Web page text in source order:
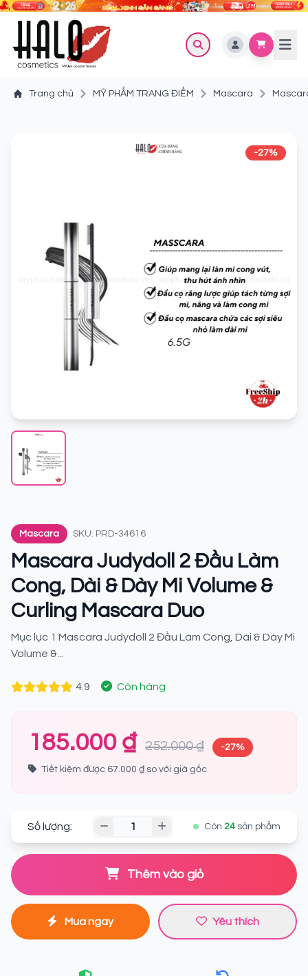
Trang chủ MỸ PHẨM TRANG ĐIỂM Mascara
-27%
Mascara SKU: PRD-34616
Mascara Judydoll 2 Đầu Làm
Cong, Dài & Dày Mi Volume &
Curling Mascara Duo
Mục lục 1 Mascara Judydoll 2 Đầu Làm Cong, Dài & Dày Mi
Volume &...
4.9 Còn hàng
185.000 ₫ 252.000 ₫ -27%
Tiết kiệm được 67.000 ₫ so với giá gốc
Số lượng: Còn 24 sản phẩm
Thêm vào giỏ
Mua ngay Yêu thích